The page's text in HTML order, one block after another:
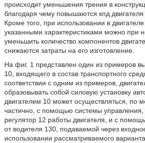
происходит уменьшения трения в
благодаря чему повышаются кпд двигателя
Кроме того, при использовании в
указанными характеристиками можно при
уменьшить количество компонентов
снижаются затраты на его изготовление.
На фиг. 1 представлен один из примеров
10, входящего в состав транспортного
соответствии с одним из примеров,
образовывать собой силовую установку
двигателем 10 может осуществляться, по
частично, с помощью системы
регулятор 12 работы двигателя, и с
от водителя 130, подаваемой через
использовании рассматриваемого